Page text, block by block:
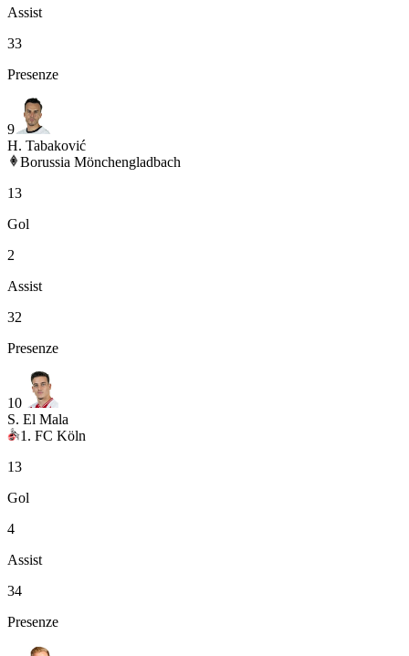
Assist
33
Presenze
9
H. Tabaković
Borussia Mönchengladbach
13
Gol
2
Assist
32
Presenze
10
S. El Mala
1. FC Köln
13
Gol
4
Assist
34
Presenze